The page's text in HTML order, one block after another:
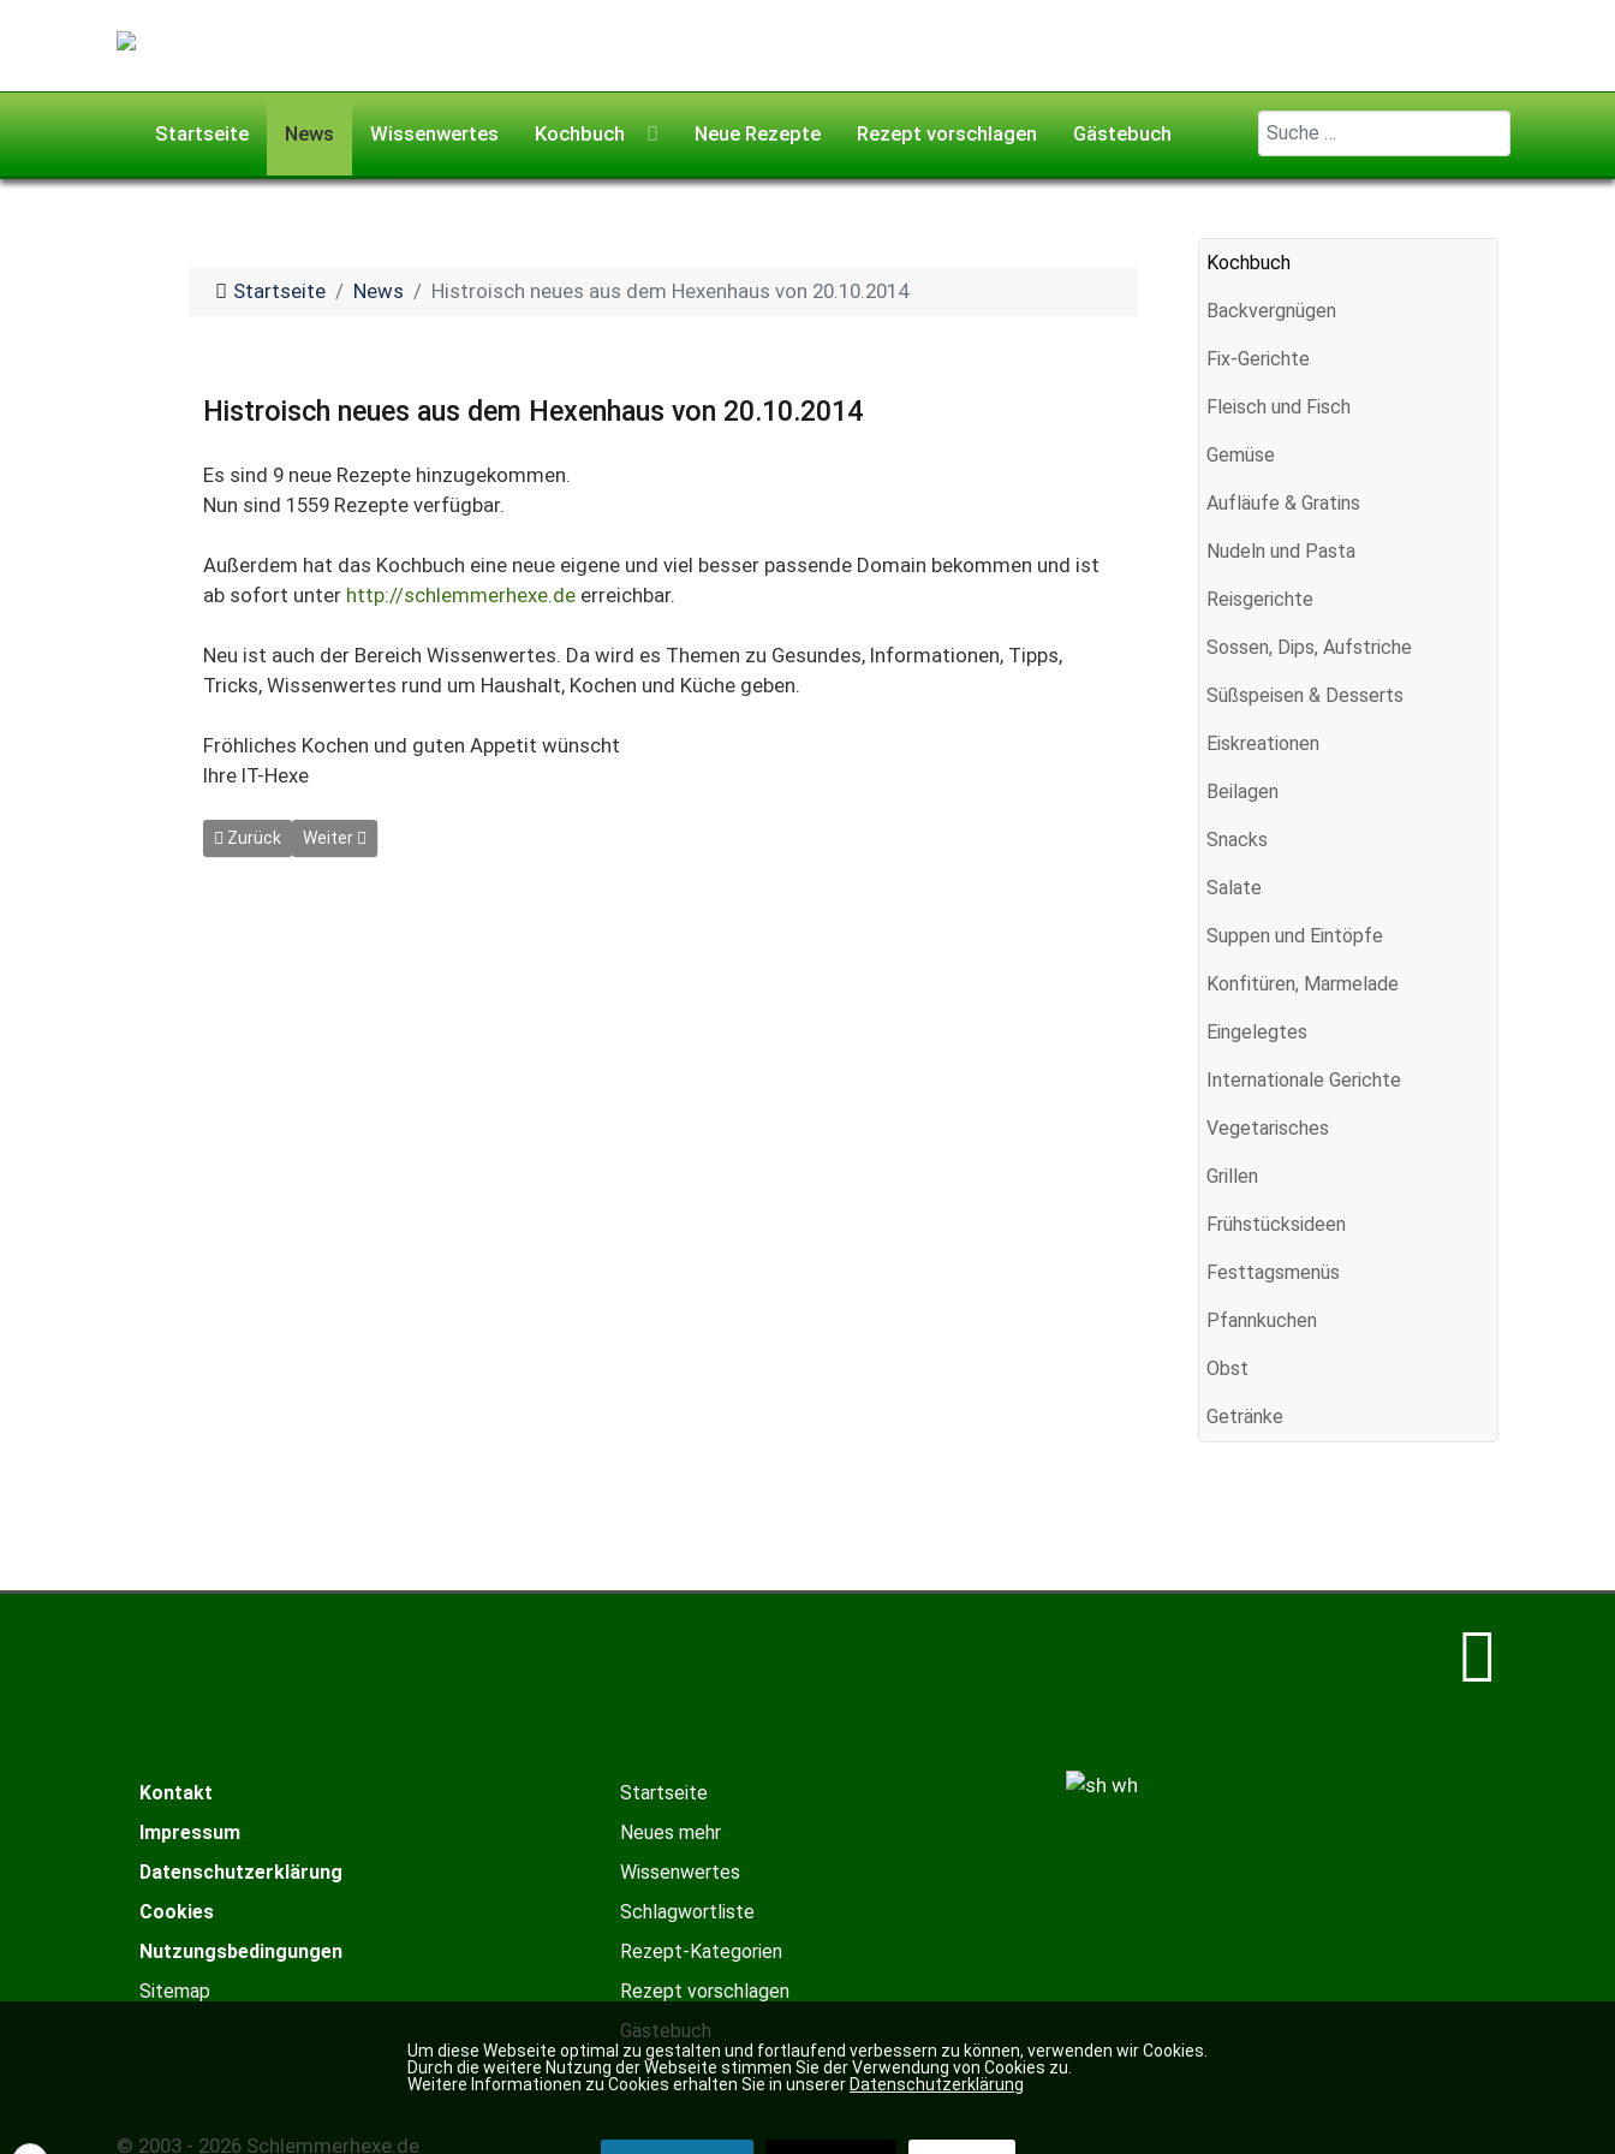
Startseite News Wissenwertes Kochbuch Neue Rezepte Rezept vorschlagen Gästebuch
Startseite News Histroisch neues aus dem Hexenhaus von 20.10.2014
Histroisch neues aus dem Hexenhaus von 20.10.2014
Es sind 9 neue Rezepte hinzugekommen.
Nun sind 1559 Rezepte verfügbar.
Außerdem hat das Kochbuch eine neue eigene und viel besser passende Domain bekommen und ist
ab sofort unter http://schlemmerhexe.de erreichbar.
Neu ist auch der Bereich Wissenwertes. Da wird es Themen zu Gesundes, Informationen, Tipps,
Tricks, Wissenwertes rund um Haushalt, Kochen und Küche geben.
Fröhliches Kochen und guten Appetit wünscht
Ihre IT-Hexe
Vorheriger Beitrag: Historisch neues aus dem Hexenhaus von 22.05.2016
Zurück Nächster Beitrag: Historisch neues aus dem Hexenhaus von 06.11.2014
Weiter
Kochbuch
Backvergnügen
Fix-Gerichte
Fleisch und Fisch
Gemüse
Aufläufe & Gratins
Nudeln und Pasta
Reisgerichte
Sossen, Dips, Aufstriche
Süßspeisen & Desserts
Eiskreationen
Beilagen
Snacks
Salate
Suppen und Eintöpfe
Konfitüren, Marmelade
Eingelegtes
Internationale Gerichte
Vegetarisches
Grillen
Frühstücksideen
Festtagsmenüs
Pfannkuchen
Obst
Getränke
Kontakt
Impressum
Datenschutzerklärung
Cookies
Nutzungsbedingungen
Sitemap
Startseite
Neues mehr
Wissenwertes
Schlagwortliste
Rezept-Kategorien
Rezept vorschlagen
Gästebuch
© 2003 - 2026 Schlemmerhexe.de
Um diese Webseite optimal zu gestalten und fortlaufend verbessern zu können, verwenden wir Cookies.
Durch die weitere Nutzung der Webseite stimmen Sie der Verwendung von Cookies zu.
Weitere Informationen zu Cookies erhalten Sie in unserer Datenschutzerklärung